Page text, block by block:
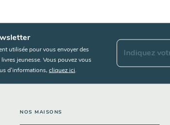
utilisée pour vous envoyer des
jeunesse. Vous pouvez vous
d’informations, cliquez ici
Indiquez
NOS MAISONS